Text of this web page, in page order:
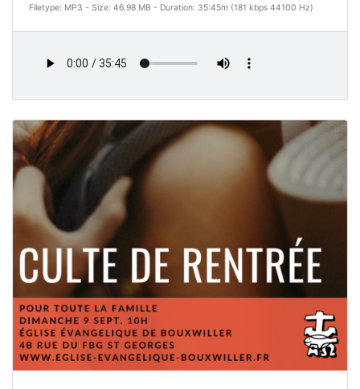
Filetype: MP3 - Size: 46.98 MB - Duration: 35:45m (181 kbps 44100 Hz)